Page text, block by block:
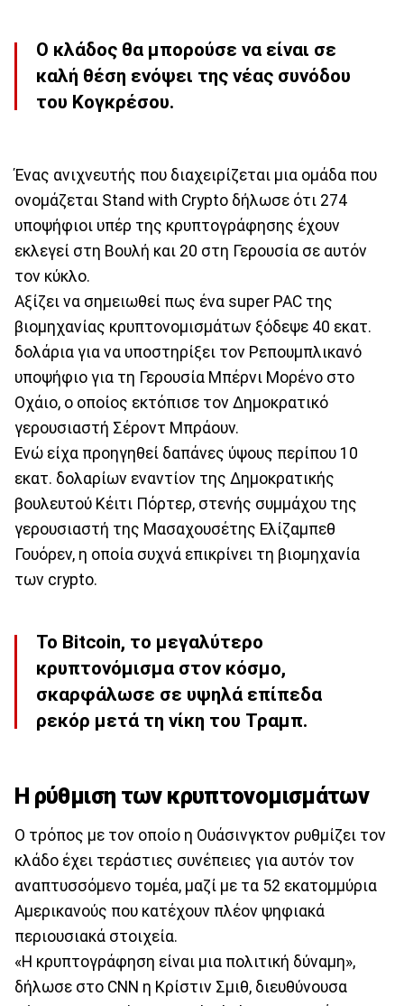
Ο κλάδος θα μπορούσε να είναι σε
καλή θέση ενόψει της νέας συνόδου
του Κογκρέσου.
Ένας ανιχνευτής που διαχειρίζεται μια ομάδα που
ονομάζεται Stand with Crypto δήλωσε ότι 274
υποψήφιοι υπέρ της κρυπτογράφησης έχουν
εκλεγεί στη Βουλή και 20 στη Γερουσία σε αυτόν
τον κύκλο.
Αξίζει να σημειωθεί πως ένα super PAC της
βιομηχανίας κρυπτονομισμάτων ξόδεψε 40 εκατ.
δολάρια για να υποστηρίξει τον Ρεπουμπλικανό
υποψήφιο για τη Γερουσία Μπέρνι Μορένο στο
Οχάιο, ο οποίος εκτόπισε τον Δημοκρατικό
γερουσιαστή Σέροντ Μπράουν.
Ενώ είχα προηγηθεί δαπάνες ύψους περίπου 10
εκατ. δολαρίων εναντίον της Δημοκρατικής
βουλευτού Κέιτι Πόρτερ, στενής συμμάχου της
γερουσιαστή της Μασαχουσέτης Ελίζαμπεθ
Γουόρεν, η οποία συχνά επικρίνει τη βιομηχανία
των crypto.
Το Bitcoin, το μεγαλύτερο
κρυπτονόμισμα στον κόσμο,
σκαρφάλωσε σε υψηλά επίπεδα
ρεκόρ μετά τη νίκη του Τραμπ.
Η ρύθμιση των κρυπτονομισμάτων
Ο τρόπος με τον οποίο η Ουάσινγκτον ρυθμίζει τον
κλάδο έχει τεράστιες συνέπειες για αυτόν τον
αναπτυσσόμενο τομέα, μαζί με τα 52 εκατομμύρια
Αμερικανούς που κατέχουν πλέον ψηφιακά
περιουσιακά στοιχεία.
«Η κρυπτογράφηση είναι μια πολιτική δύναμη»,
δήλωσε στο CNN η Κρίστιν Σμιθ, διευθύνουσα